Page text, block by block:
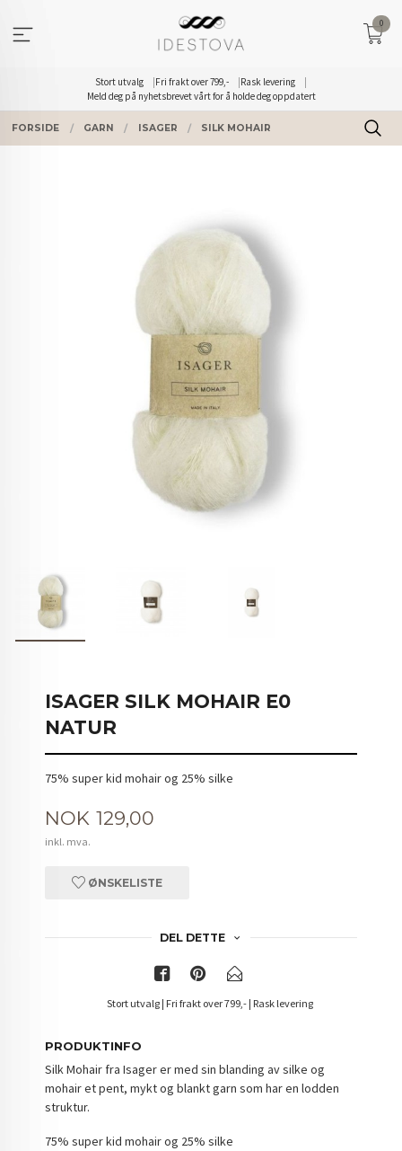
innholdet
Stort utvalg Fri frakt over 799,-
Rask levering
Meld deg på nyhetsbrevet vårt for å holde deg oppdatert
0
FORSIDE GARN ISAGER SILK MOHAIR
ISAGER SILK MOHAIR E0
NATUR
75% super kid mohair og 25% silke
Pris
NOK 129,00
inkl. mva.
ØNSKELISTE
DEL DETTE
Stort utvalg | Fri frakt over 799,- | Rask levering
PRODUKTINFO
Silk Mohair fra Isager er med sin blanding av silke og
mohair et pent, mykt og blankt garn som har en lodden
struktur.
75% super kid mohair og 25% silke